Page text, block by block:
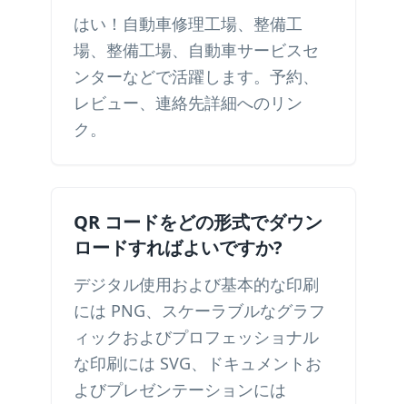
はい！自動車修理工場、整備工
場、整備工場、自動車サービスセ
ンターなどで活躍します。予約、
レビュー、連絡先詳細へのリン
ク。
QR コードをどの形式でダウン
ロードすればよいですか?
デジタル使用および基本的な印刷
には PNG、スケーラブルなグラフ
ィックおよびプロフェッショナル
な印刷には SVG、ドキュメントお
よびプレゼンテーションには